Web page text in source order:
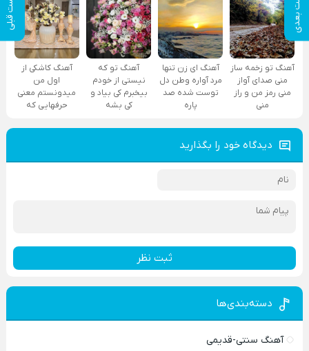
پست بعدی پست قبلی
آهنگ تو زخمه ساز
منی صدای آواز
منی رمز من و راز
منی
آهنگ ای زن تنها
مرد آواره وطن دل
توست شده صد
پاره
آهنگ تو که
نیستی از خودم
بیخبرم کی بیاد و
کی بشه
آهنگ کاشکی از
اول من
میدونستم معنی
حرفهایی که
دیدگاه خود را بگذارید
ثبت نظر
دسته‌بندی‌ها
آهنگ سنتی-قدیمی